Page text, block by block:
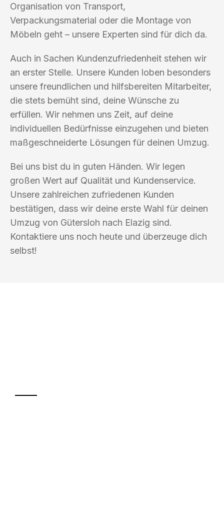
Organisation von Transport,
Verpackungsmaterial oder die Montage von
Möbeln geht – unsere Experten sind für dich da.
Auch in Sachen Kundenzufriedenheit stehen wir
an erster Stelle. Unsere Kunden loben besonders
unsere freundlichen und hilfsbereiten Mitarbeiter,
die stets bemüht sind, deine Wünsche zu
erfüllen. Wir nehmen uns Zeit, auf deine
individuellen Bedürfnisse einzugehen und bieten
maßgeschneiderte Lösungen für deinen Umzug.
Bei uns bist du in guten Händen. Wir legen
großen Wert auf Qualität und Kundenservice.
Unsere zahlreichen zufriedenen Kunden
bestätigen, dass wir deine erste Wahl für deinen
Umzug von Gütersloh nach Elazig sind.
Kontaktiere uns noch heute und überzeuge dich
selbst!